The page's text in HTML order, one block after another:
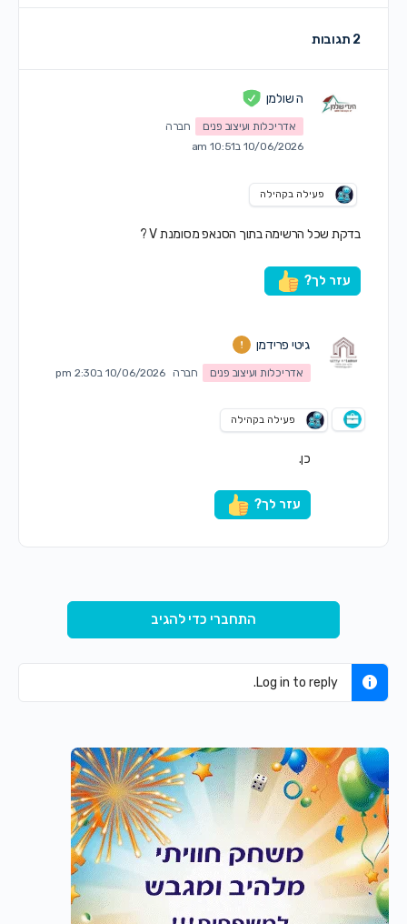
2 תגובות
ה שולמן
אדריכלות ועיצוב פנים
חברה
10/06/2026 ב10:51 am
פעילה בקהילה
בדקת שכל הרשימה בתוך הסנאפ מסומנת V ?
עזר לך?
גיטי פרידמן
אדריכלות ועיצוב פנים חברה 10/06/2026 ב2:30 pm
פעילה בקהילה
כן.
עזר לך?
התחברי כדי להגיב
Log in to reply.